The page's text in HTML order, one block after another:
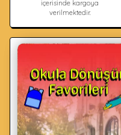
içerisinde kargoya
verilmektedir.
Ödeme Seçenekleri
Tüm alışverişlerinizi kredi kartı
ile veya yoğunluk durumuna
göre mağazada öde &
mağazadan teslim al seçeneği